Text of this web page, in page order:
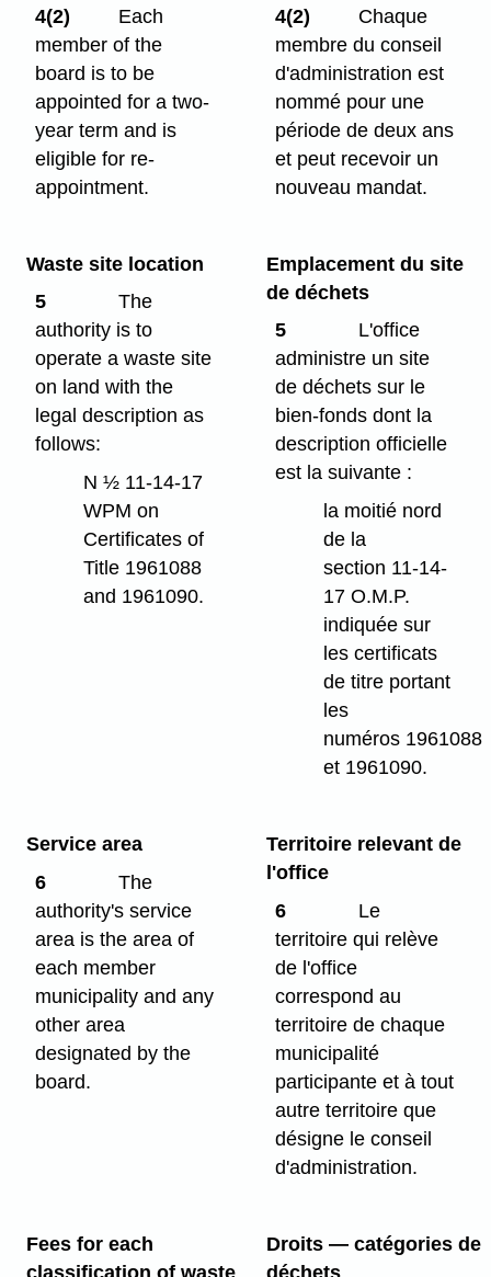
4(2)
Each
member of the
board is to be
appointed for a two-
year term and is
eligible for re-
appointment.
4(2)
Chaque
membre du conseil
d'administration est
nommé pour une
période de deux ans
et peut recevoir un
nouveau mandat.
Waste site location
5
The
authority is to
operate a waste site
on land with the
legal description as
follows:
N ½ 11-14-17
WPM on
Certificates of
Title 1961088
and 1961090.
Emplacement du site
de déchets
5
L'office
administre un site
de déchets sur le
bien-fonds dont la
description officielle
est la suivante :
la moitié nord
de la
section 11-14-
17 O.M.P.
indiquée sur
les certificats
de titre portant
les
numéros 1961088
et 1961090.
Service area
6
The
authority's service
area is the area of
each member
municipality and any
other area
designated by the
board.
Territoire relevant de
l'office
6
Le
territoire qui relève
de l'office
correspond au
territoire de chaque
municipalité
participante et à tout
autre territoire que
désigne le conseil
d'administration.
Fees for each
classification of waste
Droits — catégories de
déchets